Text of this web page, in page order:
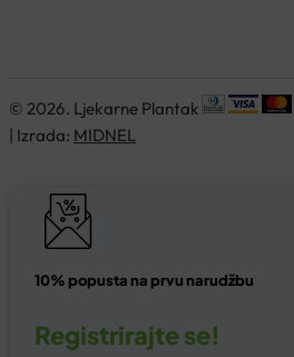
© 2026. Ljekarne Plantak
| Izrada: MIDNEL
10% popusta na prvu narudžbu
Registrirajte se!